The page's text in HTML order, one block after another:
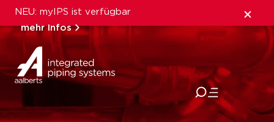
NEU: myIPS ist verfügbar
mehr Infos
schließen